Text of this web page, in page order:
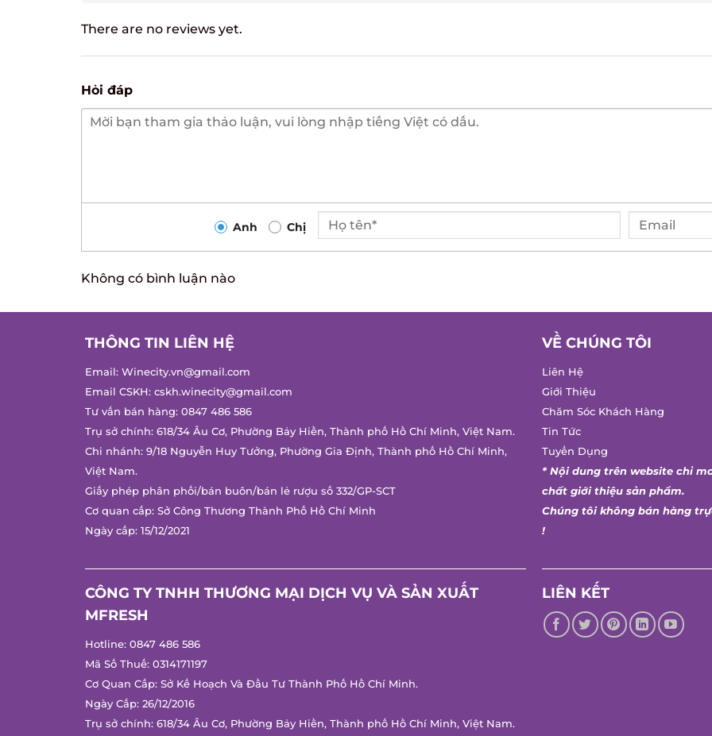
There are no reviews yet.
Hỏi đáp
Anh Chị
Không có bình luận nào
THÔNG TIN LIÊN HỆ
Email: Winecity.vn@gmail.com
Email CSKH: cskh.winecity@gmail.com
Tư vấn bán hàng: 0847 486 586
Trụ sở chính: 618/34 Âu Cơ, Phường Bảy Hiền, Thành phố Hồ Chí Minh, Việt Nam.
Chi nhánh: 9/18 Nguyễn Huy Tưởng, Phường Gia Định, Thành phố Hồ Chí Minh,
Việt Nam.
Giấy phép phân phối/bán buôn/bán lẻ rượu số 332/GP-SCT
Cơ quan cấp: Sở Công Thương Thành Phố Hồ Chí Minh
Ngày cấp: 15/12/2021
VỀ CHÚNG TÔI
Liên Hệ
Giới Thiệu
Chăm Sóc Khách Hàng
Tin Tức
Tuyển Dụng
* Nội dung trên website chỉ
chất giới thiệu sản phẩm.
Chúng tôi không bán hàng
!
CÔNG TY TNHH THƯƠNG MẠI DỊCH VỤ VÀ SẢN XUẤT
MFRESH
Hotline: 0847 486 586
Mã Số Thuế: 0314171197
Cơ Quan Cấp: Sở Kế Hoạch Và Đầu Tư Thành Phố Hồ Chí Minh.
Ngày Cấp: 26/12/2016
Trụ sở chính: 618/34 Âu Cơ, Phường Bảy Hiền, Thành phố Hồ Chí Minh, Việt Nam.
LIÊN KẾT